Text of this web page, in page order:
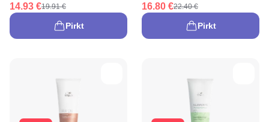
14.93 €19.91 €
Pirkt
16.80 €22.40 €
Pirkt